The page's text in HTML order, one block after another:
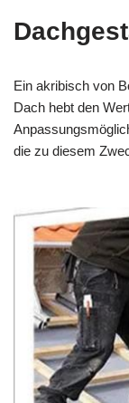
Ein akribisch von
Dach hebt den
die zu diesem